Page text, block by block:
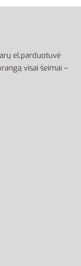
el.parduotuvė
visai šeimai –